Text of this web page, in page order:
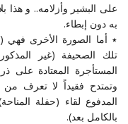
على البشير وأزلامه.. و هذا
به دون إبطاء.
٭ أما الصورة الأخرى فهي
تلك الصحيفة (غير
المستأجرة المعتادة على
وتمتدح فقيداً لا تعرف
المدفوع لقاء (حفلة
بالكامل بعد).